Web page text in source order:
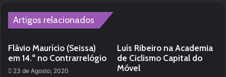
Artigos relacionados
Flávio Maurício (Seissa)
em 14.º no Contrarrelógio
23 de Agosto, 2020
Luís Ribeiro na Academia
de Ciclismo Capital do
Móvel